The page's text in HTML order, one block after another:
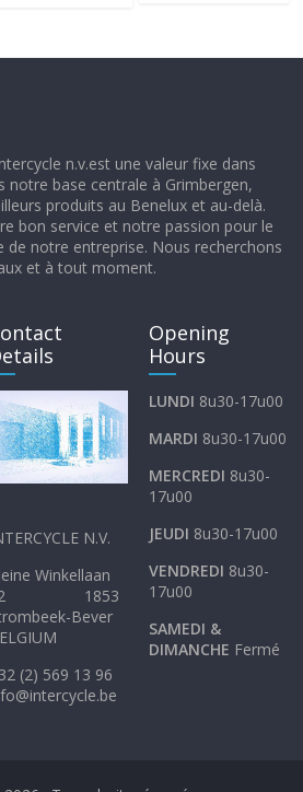
n.v.est une valeur fixe dans
notre base centrale à Grimbergen,
produits au Benelux et au-delà.
bon service et notre passion pour le
de notre entreprise. Nous recherchons
et à tout moment.
N.V.
Winkellaan
1853
Bever
(2) 569 13 96
Opening
Hours
LUNDI 8u30-17u00
MARDI 8u30-17u00
MERCREDI 8u30-
17u00
JEUDI 8u30-17u00
VENDREDI 8u30-
17u00
SAMEDI &
DIMANCHE Fermé